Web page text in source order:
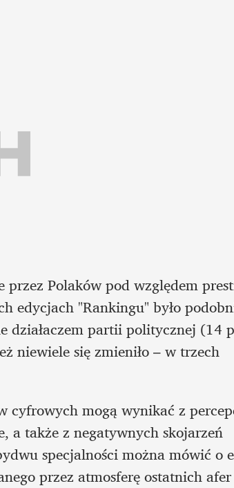
przez Polaków pod względem
edycjach "Rankingu" było
działaczem partii politycznej (14
niewiele się zmieniło – w trzech
cyfrowych mogą wynikać z
a także z negatywnych skojarzeń
specjalności można mówić o
przez atmosferę ostatnich